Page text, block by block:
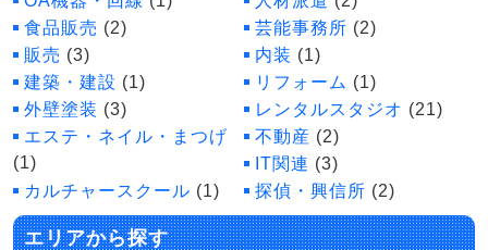
食品販売 (2) 芸能事務所 (2)
販売 (3) 内装 (1)
建築・建設 (1) リフォーム (1)
外壁塗装 (3) レンタルスタジオ (21)
エステ・ネイル・まつげ
(1)
不動産 (2)
IT関連 (3)
カルチャースクール (1) 探偵・興信所 (2)
エリアから探す